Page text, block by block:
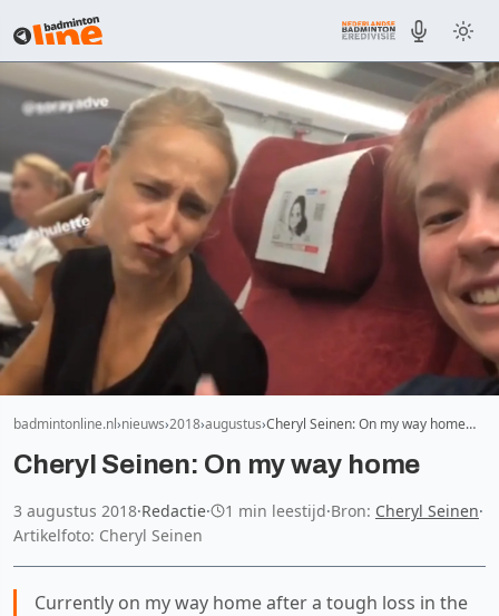
badmintonline.nl nieuws 2018 augustus Cheryl Seinen: On my way home…
Cheryl Seinen: On my way home
3 augustus 2018·Redactie· 1 min leestijd·Bron: Cheryl Seinen·
Artikelfoto: Cheryl Seinen
Currently on my way home after a tough loss in the